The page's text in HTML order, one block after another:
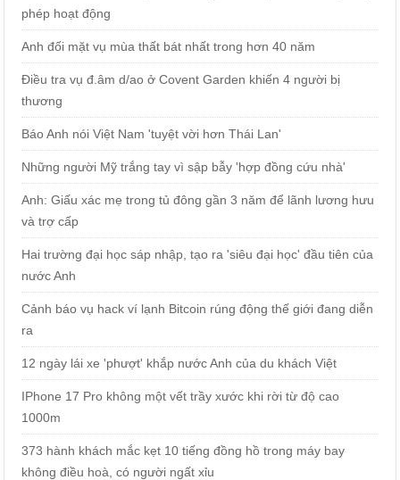
phép hoạt động
Anh đối mặt vụ mùa thất bát nhất trong hơn 40 năm
Điều tra vụ đ.âm d/ao ở Covent Garden khiến 4 người bị
thương
Báo Anh nói Việt Nam 'tuyệt vời hơn Thái Lan'
Những người Mỹ trắng tay vì sập bẫy 'hợp đồng cứu nhà'
Anh: Giấu xác mẹ trong tủ đông gần 3 năm để lãnh lương hưu
và trợ cấp
Hai trường đại học sáp nhập, tạo ra 'siêu đại học' đầu tiên của
nước Anh
Cảnh báo vụ hack ví lạnh Bitcoin rúng động thế giới đang diễn
ra
12 ngày lái xe 'phượt' khắp nước Anh của du khách Việt
IPhone 17 Pro không một vết trầy xước khi rời từ độ cao
1000m
373 hành khách mắc kẹt 10 tiếng đồng hồ trong máy bay
không điều hoà, có người ngất xỉu